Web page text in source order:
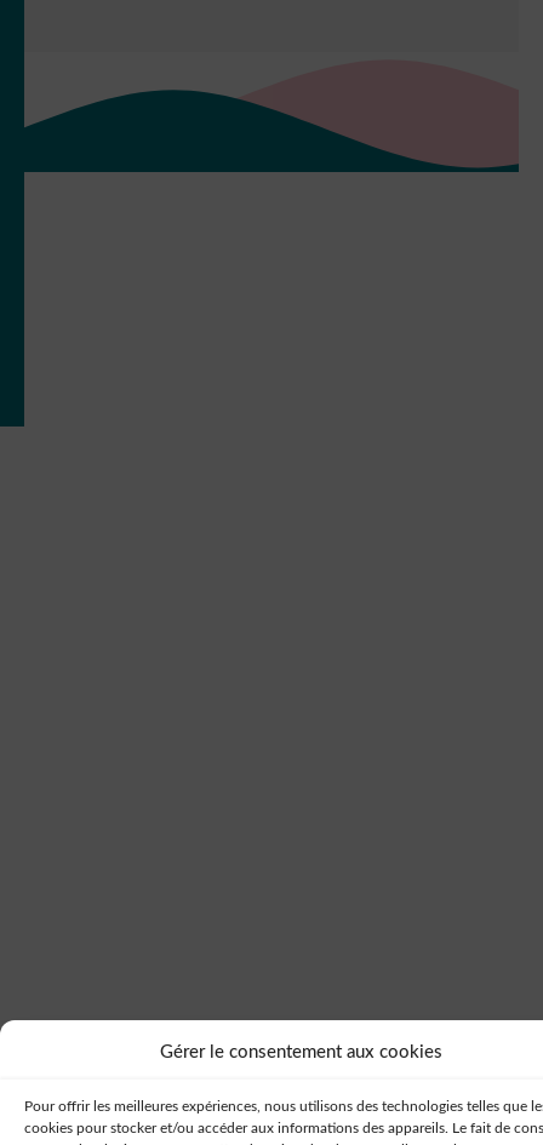
Gérer le consentement aux cookies
Pour offrir les meilleures expériences, nous utilisons des technologies telles que
cookies pour stocker et/ou accéder aux informations des appareils. Le fait de